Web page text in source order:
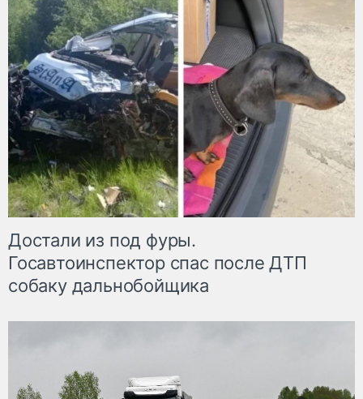
Достали из под фуры.
Госавтоинспектор спас после ДТП
собаку дальнобойщика